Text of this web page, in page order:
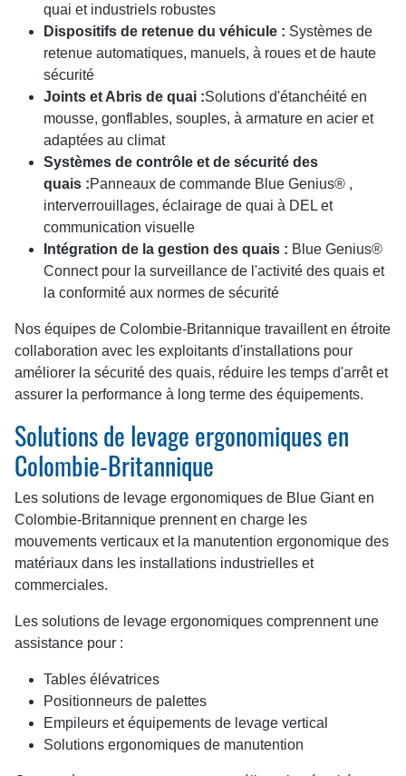
quai et industriels robustes
Dispositifs de retenue du véhicule : Systèmes de
retenue automatiques, manuels, à roues et de haute
sécurité
Joints et Abris de quai :Solutions d'étanchéité en
mousse, gonflables, souples, à armature en acier et
adaptées au climat
Systèmes de contrôle et de sécurité des
quais :Panneaux de commande Blue Genius® ,
interverrouillages, éclairage de quai à DEL et
communication visuelle
Intégration de la gestion des quais : Blue Genius®
Connect pour la surveillance de l'activité des quais et
la conformité aux normes de sécurité
Nos équipes de Colombie-Britannique travaillent en étroite
collaboration avec les exploitants d'installations pour
améliorer la sécurité des quais, réduire les temps d'arrêt et
assurer la performance à long terme des équipements.
Solutions de levage ergonomiques en
Colombie-Britannique
Les solutions de levage ergonomiques de Blue Giant en
Colombie-Britannique prennent en charge les
mouvements verticaux et la manutention ergonomique des
matériaux dans les installations industrielles et
commerciales.
Les solutions de levage ergonomiques comprennent une
assistance pour :
Tables élévatrices
Positionneurs de palettes
Empileurs et équipements de levage vertical
Solutions ergonomiques de manutention